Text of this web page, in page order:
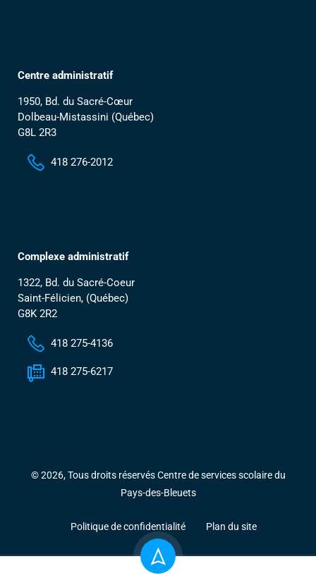
Centre administratif
1950, Bd. du Sacré-Cœur
Dolbeau-Mistassini (Québec)
G8L 2R3
418 276-2012
Complexe administratif
1322, Bd. du Sacré-Coeur
Saint-Félicien, (Québec)
G8K 2R2
418 275-4136
418 275-6217
© 2026, Tous droits réservés Centre de services scolaire du
Pays-des-Bleuets
Politique de confidentialité Plan du site